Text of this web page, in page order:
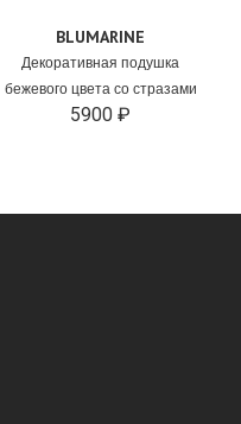
BLUMARINE
Декоративная подушка
бежевого цвета со стразами
5900 ₽